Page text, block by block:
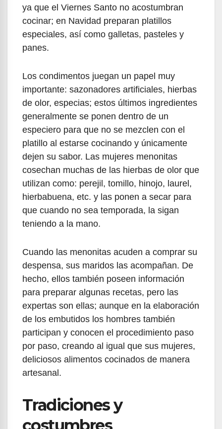
ya que el Viernes Santo no acostumbran
cocinar; en Navidad preparan platillos
especiales, así como galletas, pasteles y
panes.
Los condimentos juegan un papel muy
importante: sazonadores artificiales, hierbas
de olor, especias; estos últimos ingredientes
generalmente se ponen dentro de un
especiero para que no se mezclen con el
platillo al estarse cocinando y únicamente
dejen su sabor. Las mujeres menonitas
cosechan muchas de las hierbas de olor que
utilizan como: perejil, tomillo, hinojo, laurel,
hierbabuena, etc. y las ponen a secar para
que cuando no sea temporada, la sigan
teniendo a la mano.
Cuando las menonitas acuden a comprar su
despensa, sus maridos las acompañan. De
hecho, ellos también poseen información
para preparar algunas recetas, pero las
expertas son ellas; aunque en la elaboración
de los embutidos los hombres también
participan y conocen el procedimiento paso
por paso, creando al igual que sus mujeres,
deliciosos alimentos cocinados de manera
artesanal.
Tradiciones y